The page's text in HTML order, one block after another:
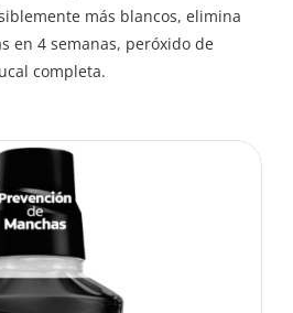
más blancos, elimina
en 4 semanas, peróxido de
completa.